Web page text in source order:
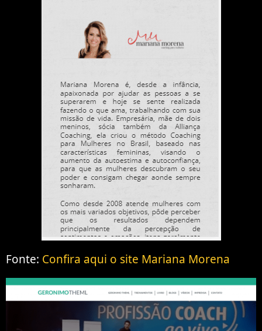
Fonte: Confira aqui o site Mariana Morena